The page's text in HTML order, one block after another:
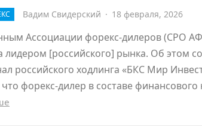
Вадим Свидерский · 18 февраля, 2026
Ассоциации форекс-дилеров (СРО
лидером [российского] рынка. Об этом
российского ходлинга «БКС Мир
форекс-дилер в составе